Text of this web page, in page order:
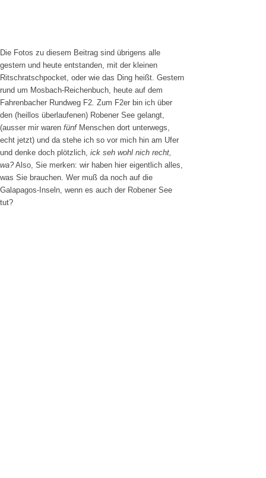
Die Fotos zu diesem Beitrag sind übrigens alle
gestern und heute entstanden, mit der kleinen
Ritschratschpocket, oder wie das Ding heißt. Gestern
rund um Mosbach-Reichenbuch, heute auf dem
Fahrenbacher Rundweg F2. Zum F2er bin ich über
den (heillos überlaufenen) Robener See gelangt,
(ausser mir waren fünfMenschen dort unterwegs,
echt jetzt) und da stehe ich so vor mich hin am Ufer
und denke doch plötzlich, ick seh wohl nich recht,
wa?Also, Sie merken: wir haben hier eigentlich alles,
was Sie brauchen. Wer muß da noch auf die
Galapagos-Inseln, wenn es auch der Robener See
tut?